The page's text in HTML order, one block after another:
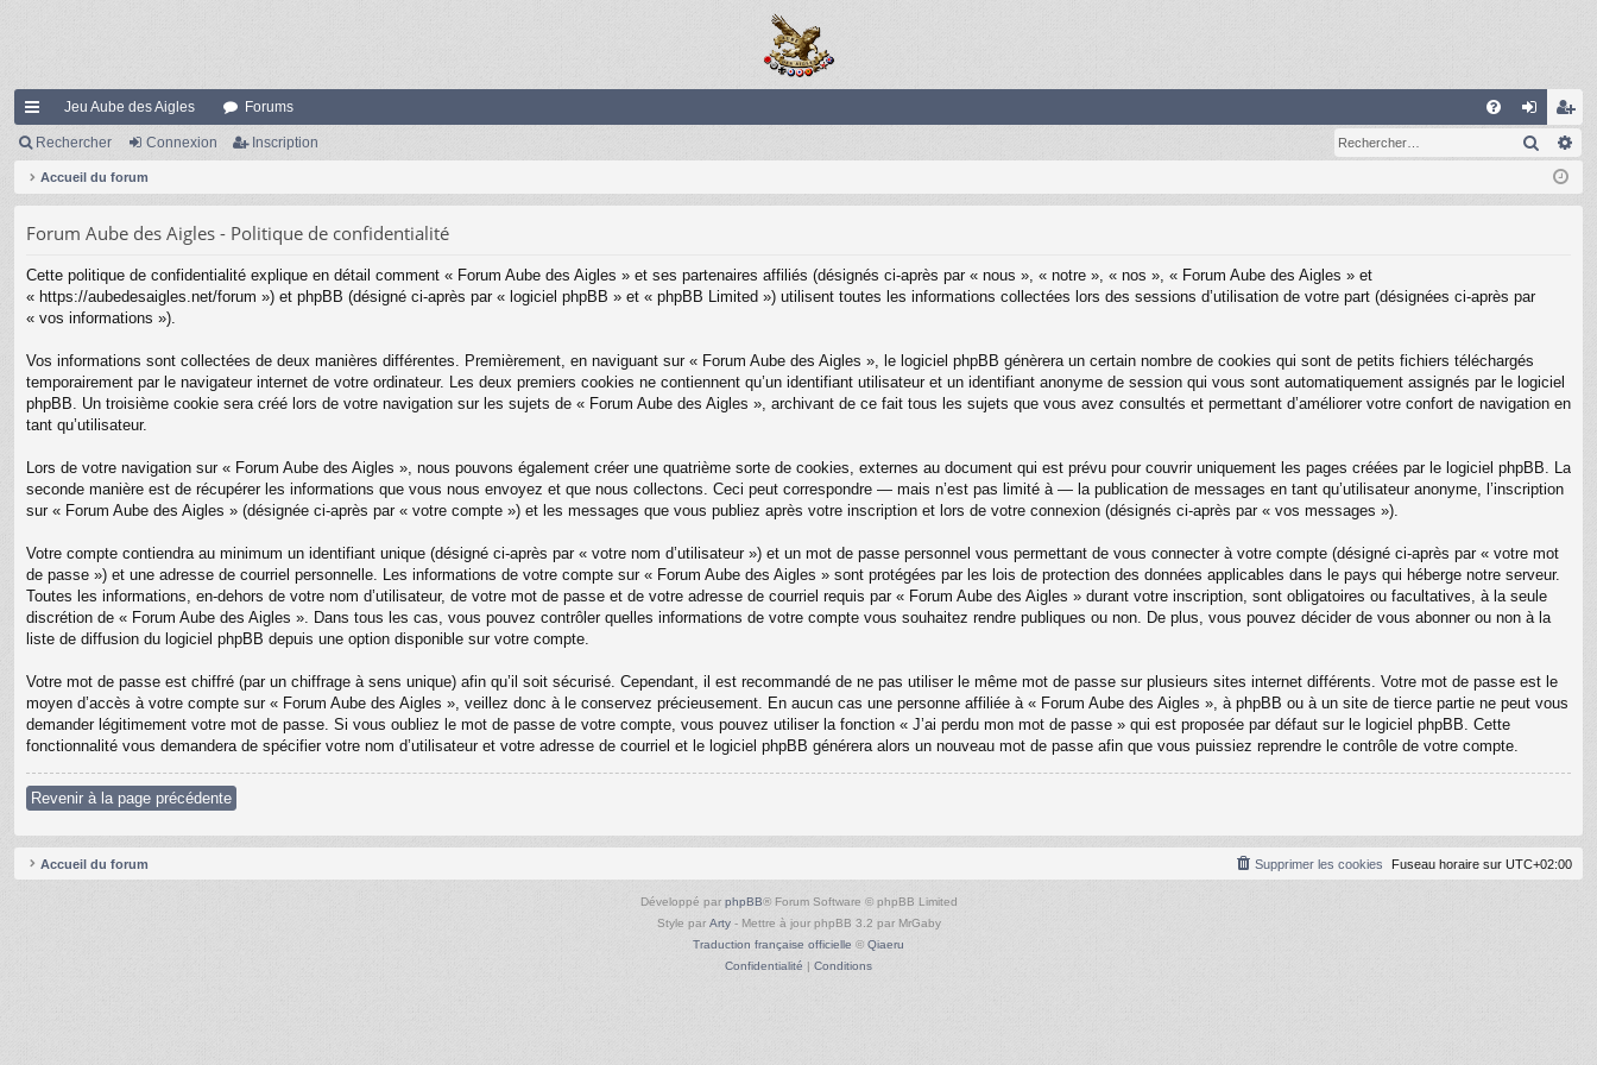
ac
co
s
Jeu Aube des Aigles Forums
on ns
cri
Rechercher Connexion Inscription
Accueil du forum
Forum Aube des Aigles - Politique de confidentialité
Cette politique de confidentialité explique en détail comment « Forum Aube des Aigles » et ses partenaires affiliés (désignés ci-après par « nous », « notre », « nos », « Forum Aube des Aigles » et
« https://aubedesaigles.net/forum ») et phpBB (désigné ci-après par « logiciel phpBB » et « phpBB Limited ») utilisent toutes les informations collectées lors des sessions d’utilisation de votre part (désignées ci-après par
« vos informations »).
Vos informations sont collectées de deux manières différentes. Premièrement, en naviguant sur « Forum Aube des Aigles », le logiciel phpBB génèrera un certain nombre de cookies qui sont de petits fichiers téléchargés
temporairement par le navigateur internet de votre ordinateur. Les deux premiers cookies ne contiennent qu’un identifiant utilisateur et un identifiant anonyme de session qui vous sont automatiquement assignés par le logiciel
phpBB. Un troisième cookie sera créé lors de votre navigation sur les sujets de « Forum Aube des Aigles », archivant de ce fait tous les sujets que vous avez consultés et permettant d’améliorer votre confort de navigation en
tant qu’utilisateur.
Lors de votre navigation sur « Forum Aube des Aigles », nous pouvons également créer une quatrième sorte de cookies, externes au document qui est prévu pour couvrir uniquement les pages créées par le logiciel phpBB. La
seconde manière est de récupérer les informations que vous nous envoyez et que nous collectons. Ceci peut correspondre — mais n’est pas limité à — la publication de messages en tant qu’utilisateur anonyme, l’inscription
sur « Forum Aube des Aigles » (désignée ci-après par « votre compte ») et les messages que vous publiez après votre inscription et lors de votre connexion (désignés ci-après par « vos messages »).
Votre compte contiendra au minimum un identifiant unique (désigné ci-après par « votre nom d’utilisateur ») et un mot de passe personnel vous permettant de vous connecter à votre compte (désigné ci-après par « votre mot
de passe ») et une adresse de courriel personnelle. Les informations de votre compte sur « Forum Aube des Aigles » sont protégées par les lois de protection des données applicables dans le pays qui héberge notre serveur.
Toutes les informations, en-dehors de votre nom d’utilisateur, de votre mot de passe et de votre adresse de courriel requis par « Forum Aube des Aigles » durant votre inscription, sont obligatoires ou facultatives, à la seule
discrétion de « Forum Aube des Aigles ». Dans tous les cas, vous pouvez contrôler quelles informations de votre compte vous souhaitez rendre publiques ou non. De plus, vous pouvez décider de vous abonner ou non à la
liste de diffusion du logiciel phpBB depuis une option disponible sur votre compte.
Votre mot de passe est chiffré (par un chiffrage à sens unique) afin qu’il soit sécurisé. Cependant, il est recommandé de ne pas utiliser le même mot de passe sur plusieurs sites internet différents. Votre mot de passe est le
moyen d’accès à votre compte sur « Forum Aube des Aigles », veillez donc à le conservez précieusement. En aucun cas une personne affiliée à « Forum Aube des Aigles », à phpBB ou à un site de tierce partie ne peut vous
demander légitimement votre mot de passe. Si vous oubliez le mot de passe de votre compte, vous pouvez utiliser la fonction « J’ai perdu mon mot de passe » qui est proposée par défaut sur le logiciel phpBB. Cette
fonctionnalité vous demandera de spécifier votre nom d’utilisateur et votre adresse de courriel et le logiciel phpBB générera alors un nouveau mot de passe afin que vous puissiez reprendre le contrôle de votre compte.
Revenir à la page précédente
Accueil du forum Fuseau horaire sur UTC+02:00
Supprimer les cookies
Développé par phpBB® Forum Software © phpBB Limited
Style par Arty- Mettre à jour phpBB 3.2 par MrGaby
Traduction française officielle © Qiaeru
Confidentialité | Conditions